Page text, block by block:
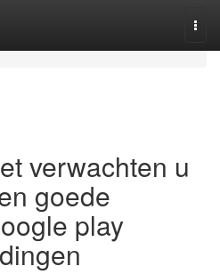
verwachten u
goede
play